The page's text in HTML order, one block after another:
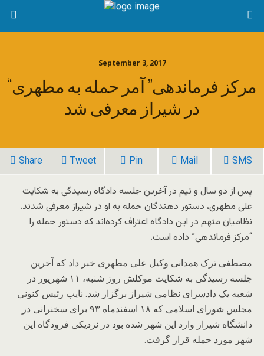
September 3, 2017
“مرکز فرماندهی” آمر حمله به مطهری
در شیراز معرفی شد
Share Tweet Pin Mail SMS
پس از دو سال و نیم در آخرین جلسه دادگاه رسیدگی به شکایت
علی مطهری، دستور دهندگان حمله به او در شیراز معرفی شدند.
نظامیان متهم در این دادگاه اعتراف کرده‌اند که دستور حمله را
“مرکز فرماندهی” داده است.
مصطفی ترک همدانی وکیل علی مطهری خبر داد که آخرین
جلسه رسیدگی به شکایت موکلش روز شنبه، ۱۱ شهریور در
شعبه یک دادسرای نظامی شیراز برگزار شد. نایب رئیس کنونی
مجلس شورای اسلامی که ۱۸ اسفندماه ۹۳ برای سخنرانی در
دانشگاه شیراز وارد این شهر شده بود در نزدیکی فرودگاه این
شهر مورد حمله قرار گرفت.